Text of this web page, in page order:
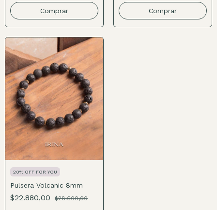
Comprar Comprar
20% OFF FOR YOU
Pulsera Volcanic 8mm
$22.880,00 $28.600,00